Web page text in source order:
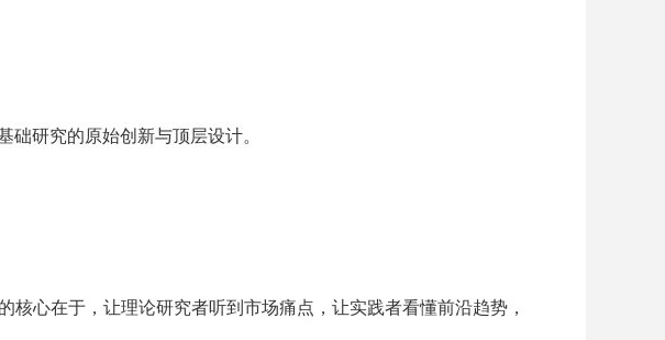
础研究的原始创新与顶层设计。
核心在于，让理论研究者听到市场痛点，让实践者看懂前沿趋势，